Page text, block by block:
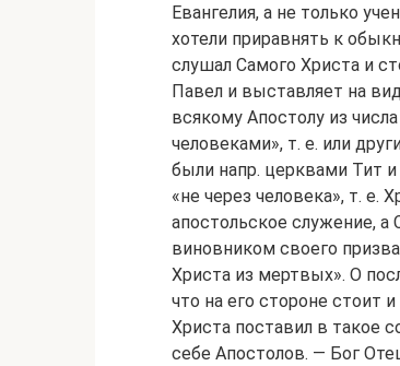
Евангелия, а не только
хотели приравнять к
слушал Самого Христа и
Павел и выставляет на
всякому Апостолу из
человеками», т. е. или
были напр. церквами Тит
«не через человека», т. е.
апостольское служение,
виновником своего
Христа из мертвых». О
что на его стороне стоит
Христа поставил в такое
себе Апостолов. — Бог